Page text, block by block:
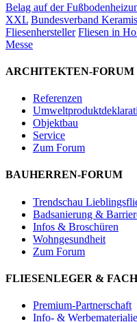
Belag auf der
XXL Bundesverband
Fliesenhersteller Fliesen in
Messe
ARCHITEKTEN-FORUM
Referenzen
Objektbau
Service
Zum Forum
BAUHERREN-FORUM
Trendschau
Badsanierung &
Infos & Broschüren
Wohngesundheit
Zum Forum
FLIESENLEGER &
Premium-Partnerschaft
Info- &